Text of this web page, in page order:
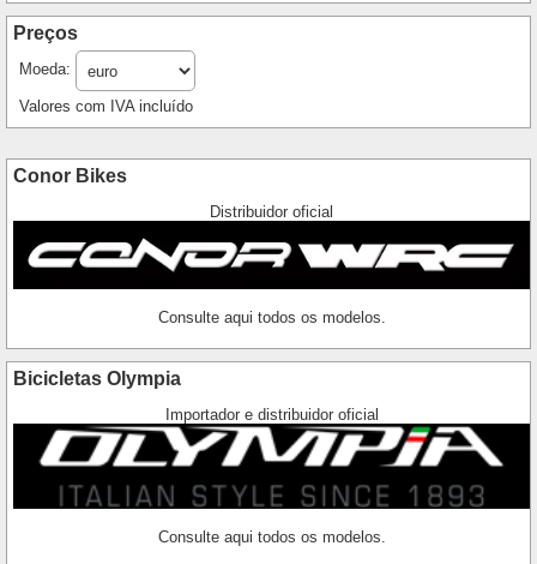
Preços
Moeda:
Valores com IVA incluído
Conor Bikes
Distribuidor oficial
Consulte aqui todos os modelos.
Bicicletas Olympia
Importador e distribuidor oficial
Consulte aqui todos os modelos.